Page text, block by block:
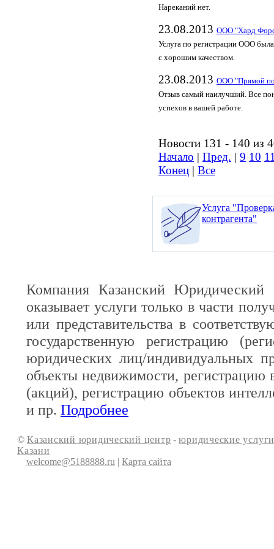
Нареканий нет.
23.08.2013 ООО "Хард
Услуга по регистрации ООО
с хорошим качеством.
23.08.2013 ООО "Прямой
Отзыв самый наилучший. Все
успехов в вашей работе.
Новости 131 - 140 из
Начало | Пред. | 9 10
Конец | Все
Услуга
контрагента"
Компания Казанский Юридический
оказывает услуги только в части
или представительства в
государственную регистрацию
юридических лиц/индивидуальных
объекты недвижимости, регистрацию
(акций), регистрацию объектов
и пр. Подробнее
© Казанский юридический центр -юридические
Казани
welcome@5188888.ru | Карта сайта